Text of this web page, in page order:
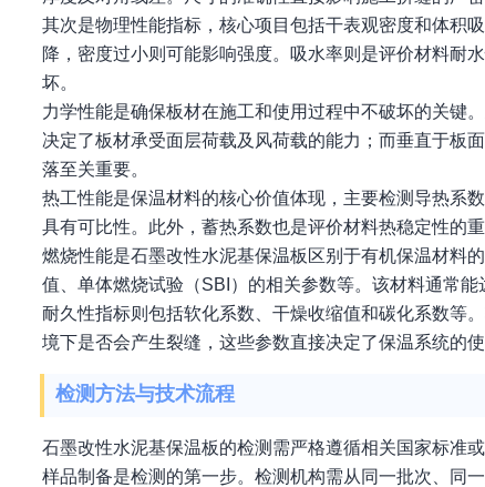
其次是物理性能指标，核心项目包括干表观密度和体积
降，密度过小则可能影响强度。吸水率则是评价材料耐
坏。
力学性能是确保板材在施工和使用过程中不破坏的关键
决定了板材承受面层荷载及风荷载的能力；而垂直于板
落至关重要。
热工性能是保温材料的核心价值体现，主要检测导热系
具有可比性。此外，蓄热系数也是评价材料热稳定性的重
燃烧性能是石墨改性水泥基保温板区别于有机保温材料
值、单体燃烧试验（SBI）的相关参数等。该材料通常
耐久性指标则包括软化系数、干燥收缩值和碳化系数等
境下是否会产生裂缝，这些参数直接决定了保温系统的使
检测方法与技术流程
石墨改性水泥基保温板的检测需严格遵循相关国家标准
样品制备是检测的第一步。检测机构需从同一批次、同